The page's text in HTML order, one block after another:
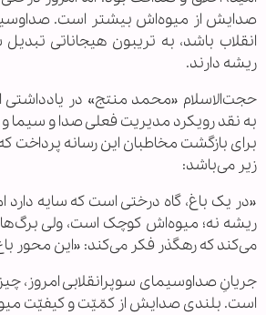
صدایش از میوه‌اش بیشتر است.
انقلاب باشد، به تریبون هیجاناتی
ریشه دارند.
حجت‌الاسلام «محمد منتج» در یادداشتی
به نقد رویکرد مدیریت فعلی صدا و سیما و
برای بازگشت مخاطبان این رسانه پرداخت
زیر می‌باشد:
«در یک باغ، گاه درختی است که سایه دارد
ریشه نه؛ میوه‌اش کوچک است، ولی
می‌کند که رهگذر فکر می‌کند: «این محور
جریانِ صداوسیمای سوپرانقلابی
است. بلندی صدایش از کمّیّت و کیفیّت